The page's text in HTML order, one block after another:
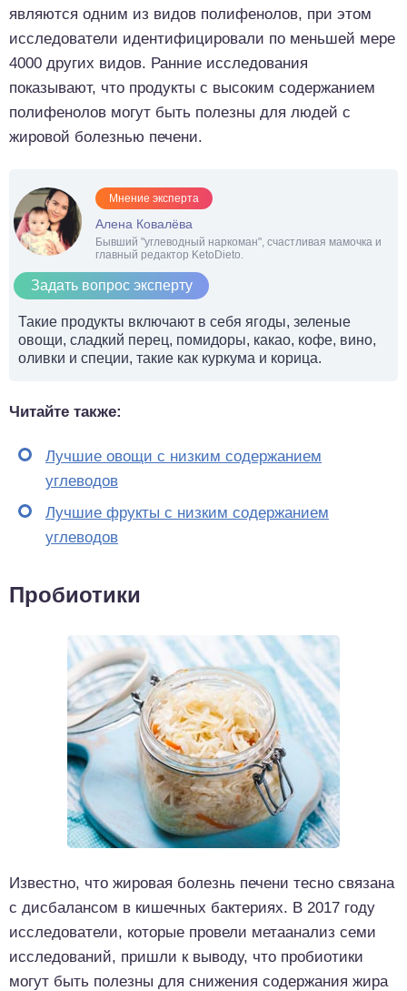
являются одним из видов полифенолов, при этом
исследователи идентифицировали по меньшей мере
4000 других видов. Ранние исследования
показывают, что продукты с высоким содержанием
полифенолов могут быть полезны для людей с
жировой болезнью печени.
Мнение эксперта
Алена Ковалёва
Бывший "углеводный наркоман", счастливая мамочка и
главный редактор KetoDieto.
Задать вопрос эксперту
Такие продукты включают в себя ягоды, зеленые
овощи, сладкий перец, помидоры, какао, кофе, вино,
оливки и специи, такие как куркума и корица.
Читайте также:
Лучшие овощи с низким содержанием
углеводов
Лучшие фрукты с низким содержанием
углеводов
Пробиотики
Известно, что жировая болезнь печени тесно связана
с дисбалансом в кишечных бактериях. В 2017 году
исследователи, которые провели метаанализ семи
исследований, пришли к выводу, что пробиотики
могут быть полезны для снижения содержания жира